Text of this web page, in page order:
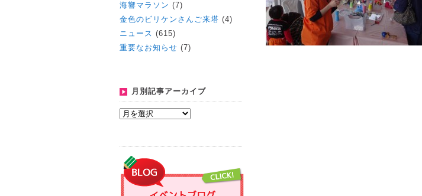
海響マラソン (7)
金色のビリケンさんご来塔 (4)
ニュース (615)
重要なお知らせ (7)
月別記事アーカイブ